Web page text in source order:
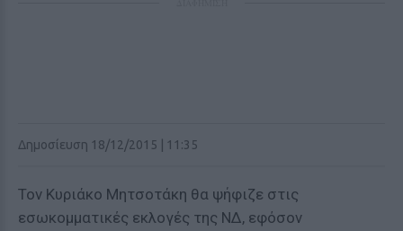
Δημοσίευση 18/12/2015 | 11:35
Τον Κυριάκο Μητσοτάκη θα ψήφιζε στις
εσωκομματικές εκλογές της ΝΔ, εφόσον